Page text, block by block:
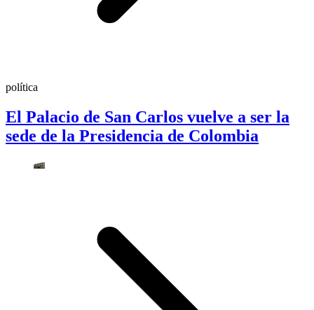
política
El Palacio de San Carlos vuelve a ser la
sede de la Presidencia de Colombia